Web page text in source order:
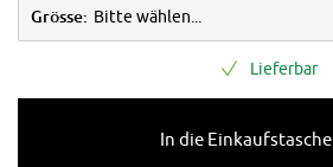
Grösse: Bitte wählen...
Lieferbar
In die Einkaufstasche